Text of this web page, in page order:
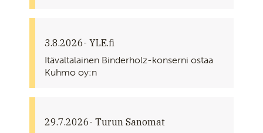
3.8.2026- YLE.fi
Itävaltalainen Binderholz-konserni ostaa
Kuhmo oy:n
29.7.2026- Turun Sanomat